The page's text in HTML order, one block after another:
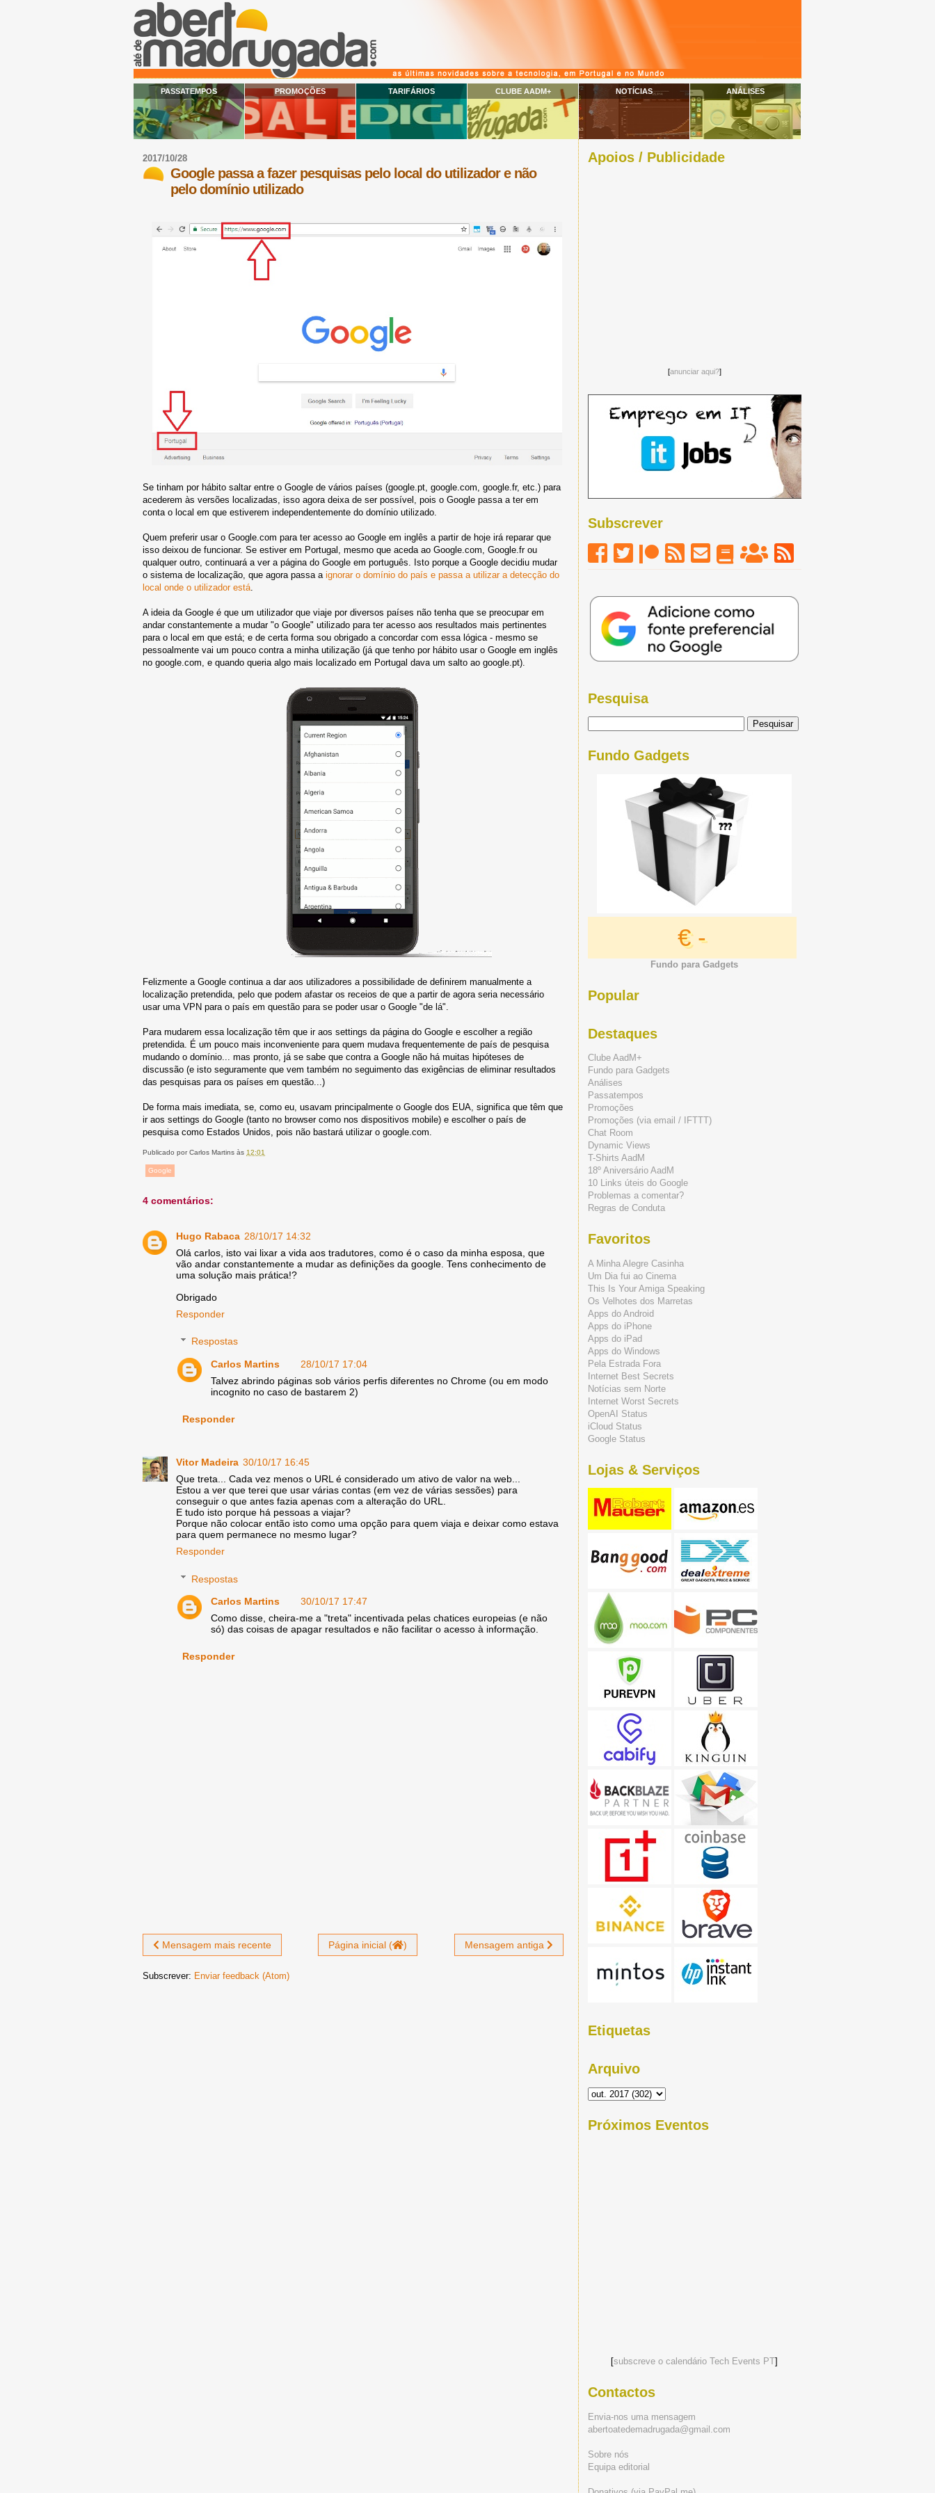
PASSATEMPOS PROMOÇÕES TARIFÁRIOS CLUBE AADM+ NOTÍCIAS ANÁLISES
2017/10/28
Google passa a fazer pesquisas pelo local do utilizador e não
pelo domínio utilizado
Se tinham por hábito saltar entre o Google de vários países (google.pt, google.com, google.fr, etc.) para
acederem às versões localizadas, isso agora deixa de ser possível, pois o Google passa a ter em
conta o local em que estiverem independentemente do domínio utilizado.
Quem preferir usar o Google.com para ter acesso ao Google em inglês a partir de hoje irá reparar que
isso deixou de funcionar. Se estiver em Portugal, mesmo que aceda ao Google.com, Google.fr ou
qualquer outro, continuará a ver a página do Google em português. Isto porque a Google decidiu mudar
o sistema de localização, que agora passa a ignorar o domínio do país e passa a utilizar a detecção do
local onde o utilizador está
A ideia da Google é que um utilizador que viaje por diversos países não tenha que se preocupar em
andar constantemente a mudar "o Google" utilizado para ter acesso aos resultados mais pertinentes
para o local em que está; e de certa forma sou obrigado a concordar com essa lógica - mesmo se
pessoalmente vai um pouco contra a minha utilização (já que tenho por hábito usar o Google em inglês
no google.com, e quando queria algo mais localizado em Portugal dava um salto ao google.pt).
Felizmente a Google continua a dar aos utilizadores a possibilidade de definirem manualmente a
localização pretendida, pelo que podem afastar os receios de que a partir de agora seria necessário
usar uma VPN para o país em questão para se poder usar o Google "de lá".
Para mudarem essa localização têm que ir aos settings da página do Google e escolher a região
pretendida. É um pouco mais inconveniente para quem mudava frequentemente de país de pesquisa
mudando o domínio... mas pronto, já se sabe que contra a Google não há muitas hipóteses de
discussão (e isto seguramente que vem também no seguimento das exigências de eliminar resultados
das pesquisas para os países em questão...)
De forma mais imediata, se, como eu, usavam principalmente o Google dos EUA, significa que têm que
ir aos settings do Google (tanto no browser como nos dispositivos mobile) e escolher o país de
pesquisa como Estados Unidos, pois não bastará utilizar o google.com.
Publicado porCarlos Martins às 12:01
Google
4 comentários:
Hugo Rabaca 28/10/17 14:32
Olá carlos, isto vai lixar a vida aos tradutores, como é o caso da minha esposa, que
vão andar constantemente a mudar as definições da google. Tens conhecimento de
uma solução mais prática!?
Obrigado
Responder
Respostas
Carlos Martins
28/10/17 17:04
Talvez abrindo páginas sob vários perfis diferentes no Chrome (ou em modo
incognito no caso de bastarem 2)
Responder
Vitor Madeira 30/10/17 16:45
Que treta... Cada vez menos o URL é considerado um ativo de valor na web...
Estou a ver que terei que usar várias contas (em vez de várias sessões) para
conseguir o que antes fazia apenas com a alteração do URL.
E tudo isto porque há pessoas a viajar?
Porque não colocar então isto como uma opção para quem viaja e deixar como estava
para quem permanece no mesmo lugar?
Responder
Respostas
Carlos Martins
30/10/17 17:47
Como disse, cheira-me a "treta" incentivada pelas chatices europeias (e não
só) das coisas de apagar resultados e não facilitar o acesso à informação.
Responder
Mensagem mais recente Mensagem antiga
Página inicial ( )
Subscrever: Enviar feedback (Atom)
Apoios / Publicidade
[anunciar aqui?]
Subscrever
Pesquisa
Fundo Gadgets
€ -
Fundo para Gadgets
Popular
Destaques
Clube AadM+
Fundo para Gadgets
Análises
Passatempos
Promoções
Promoções (via email / IFTTT)
Chat Room
Dynamic Views
T-Shirts AadM
18º Aniversário AadM
10 Links úteis do Google
Problemas a comentar?
Regras de Conduta
Favoritos
A Minha Alegre Casinha
Um Dia fui ao Cinema
This Is Your Amiga Speaking
Os Velhotes dos Marretas
Apps do Android
Apps do iPhone
Apps do iPad
Apps do Windows
Pela Estrada Fora
Internet Best Secrets
Notícias sem Norte
Internet Worst Secrets
OpenAI Status
iCloud Status
Google Status
Lojas & Serviços
Etiquetas
Arquivo
Próximos Eventos
[subscreve o calendário Tech Events PT]
Contactos
Envia-nos uma mensagem
abertoatedemadrugada@gmail.com
Sobre nós
Equipa editorial